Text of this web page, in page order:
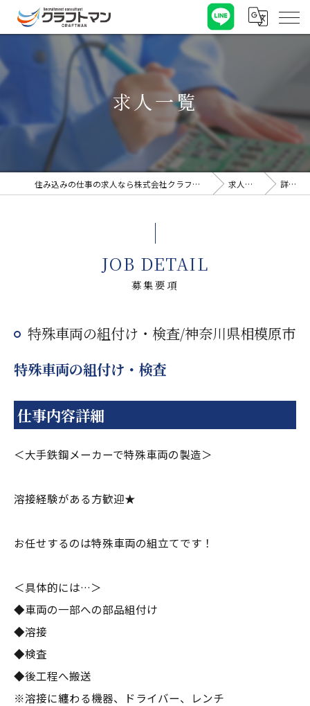
求人一覧
住み込みの仕事の求人なら株式会社クラフトマン 求人一覧 詳細
募集要項
JOB DETAIL
特殊車両の組付け・検査/神奈川県相模原市
特殊車両の組付け・検査
仕事内容詳細
＜大手鉄鋼メーカーで特殊車両の製造＞
溶接経験がある方歓迎★
お任せするのは特殊車両の組立てです！
＜具体的には…＞
◆車両の一部への部品組付け
◆溶接
◆検査
◆後工程へ搬送
※溶接に纏わる機器、ドライバー、レンチ